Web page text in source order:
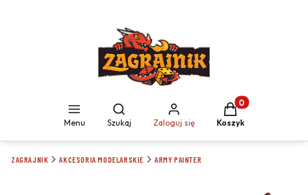
Menu
Otwórz wyszukiwarkę
Szukaj Zaloguj się
Produkty w
Koszyk
ZAGRAJNIK AKCESORIA MODELARSKIE ARMY PAINTER